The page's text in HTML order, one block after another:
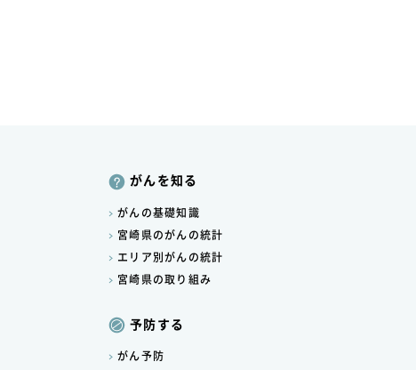
がんを知る
がんの基礎知識
宮崎県のがんの統計
エリア別がんの統計
宮崎県の取り組み
予防する
がん予防